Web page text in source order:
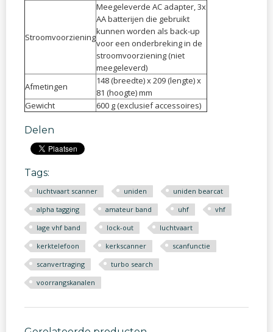
Stroomvoorziening
Meegeleverde AC adapter, 3x
AA batterijen die gebruikt
kunnen worden als back-up
voor een onderbreking in de
stroomvoorziening (niet
meegeleverd)
Afmetingen
148 (breedte) x 209 (lengte) x
81 (hoogte) mm
Gewicht
600 g (exclusief accessoires)
Delen
Tags:
luchtvaart scanner uniden
uniden bearcat
alpha tagging
amateur band uhf
vhf
lage vhf band
lock-out
luchtvaart
kerktelefoon
kerkscanner
scanfunctie
scanvertraging
turbo search
voorrangskanalen